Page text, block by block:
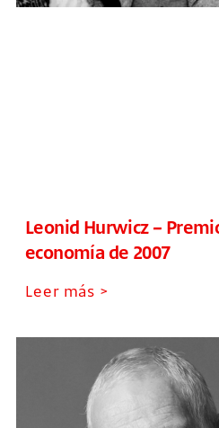
Leonid Hurwicz –
economía de 2007
Leer más >